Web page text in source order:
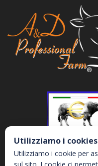
Utilizziamo i cookies
Utilizziamo i cookie per